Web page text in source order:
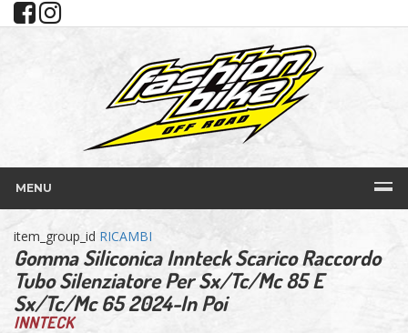
MENU
item_group_id RICAMBI
Gomma Siliconica Innteck Scarico Raccordo
Tubo Silenziatore Per Sx/Tc/Mc 85 E
Sx/Tc/Mc 65 2024-In Poi
INNTECK